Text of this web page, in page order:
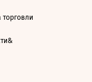
торговли